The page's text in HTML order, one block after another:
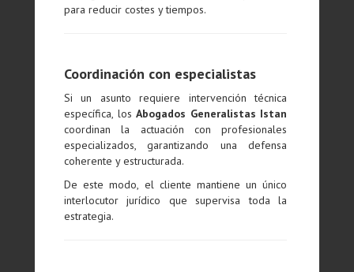
para reducir costes y tiempos.
Coordinación con especialistas
Si un asunto requiere intervención técnica
específica, losAbogados Generalistas Istan
coordinan la actuación con profesionales
especializados, garantizando una defensa
coherente y estructurada.
De este modo, el cliente mantiene un único
interlocutor jurídico que supervisa toda la
estrategia.